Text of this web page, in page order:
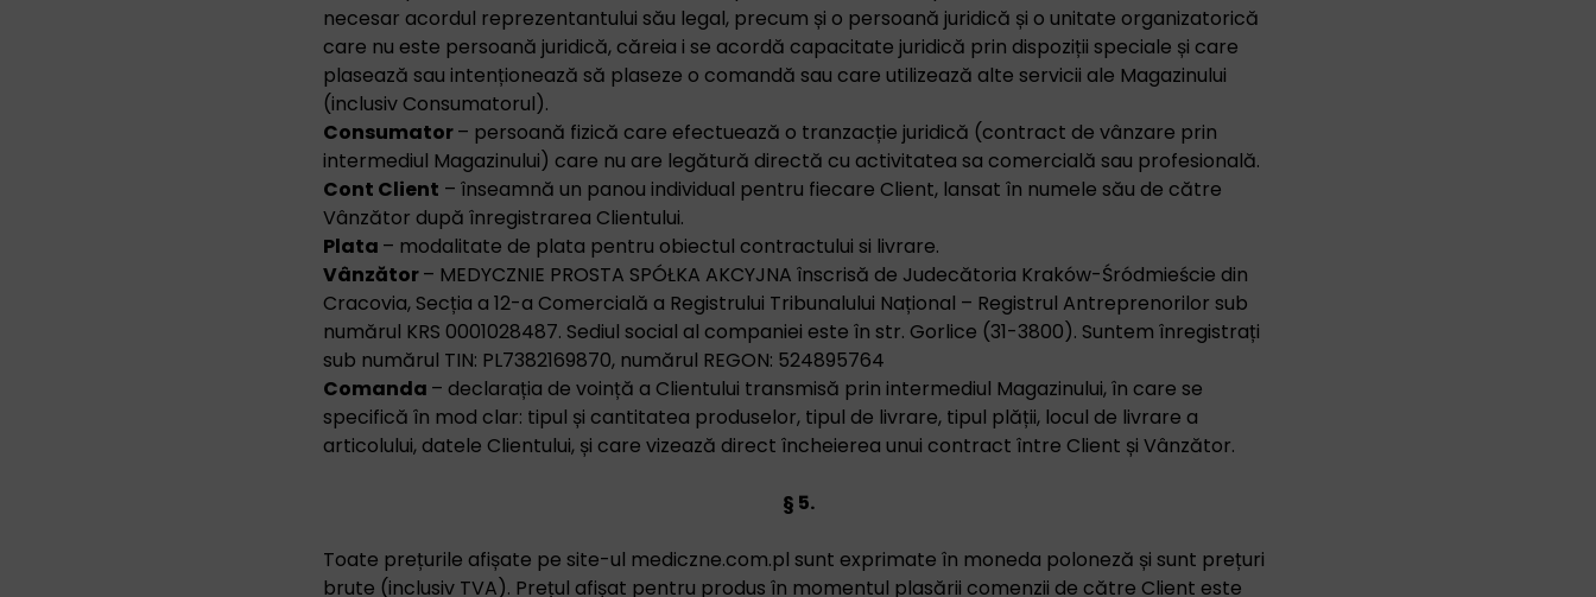
necesar acordul reprezentantului său legal, precum și o persoană juridică și o unitate organizatorică
care nu este persoană juridică, căreia i se acordă capacitate juridică prin dispoziții speciale și care
plasează sau intenționează să plaseze o comandă sau care utilizează alte servicii ale Magazinului
(inclusiv Consumatorul).
Consumator– persoană fizică care efectuează o tranzacție juridică (contract de vânzare prin
intermediul Magazinului) care nu are legătură directă cu activitatea sa comercială sau profesională.
Cont Client – înseamnă un panou individual pentru fiecare Client, lansat în numele său de către
Vânzător după înregistrarea Clientului.
Plata – modalitate de plata pentru obiectul contractului si livrare.
Vânzător– MEDYCZNIE PROSTA SPÓŁKA AKCYJNA înscrisă de Judecătoria Kraków-Śródmieście din
Cracovia, Secția a 12-a Comercială a Registrului Tribunalului Național – Registrul Antreprenorilor sub
numărul KRS 0001028487. Sediul social al companiei este în str. Gorlice (31-3800). Suntem înregistrați
sub numărul TIN: PL7382169870, numărul REGON: 524895764
Comanda – declarația de voință a Clientului transmisă prin intermediul Magazinului, în care se
specifică în mod clar: tipul și cantitatea produselor, tipul de livrare, tipul plății, locul de livrare a
articolului, datele Clientului, și care vizează direct încheierea unui contract între Client și Vânzător.
§ 5.
Toate prețurile afișate pe site-ul mediczne.com.pl sunt exprimate în moneda poloneză și sunt prețuri
brute (inclusiv TVA). Prețul afișat pentru produs în momentul plasării comenzii de către Client este